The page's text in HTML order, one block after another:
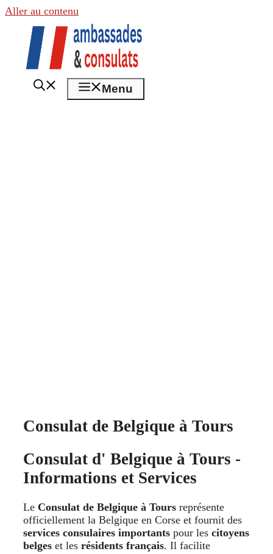
Aller au contenu
Menu
Consulat de Belgique à Tours
Consulat d' Belgique à Tours -
Informations et Services
Le Consulat de Belgique à Tours représente
officiellement la Belgique en Corse et fournit des
services consulaires importants pour les citoyens
belges et les résidents français. Il facilite